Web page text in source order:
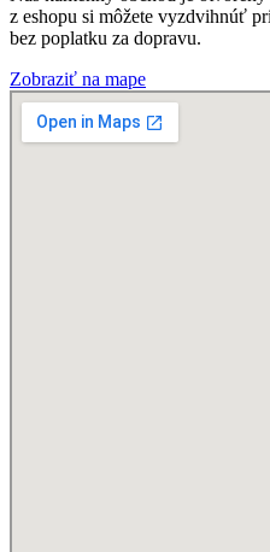
z eshopu si môžete vyzdvihnúť
bez poplatku za dopravu.
Zobraziť na mape